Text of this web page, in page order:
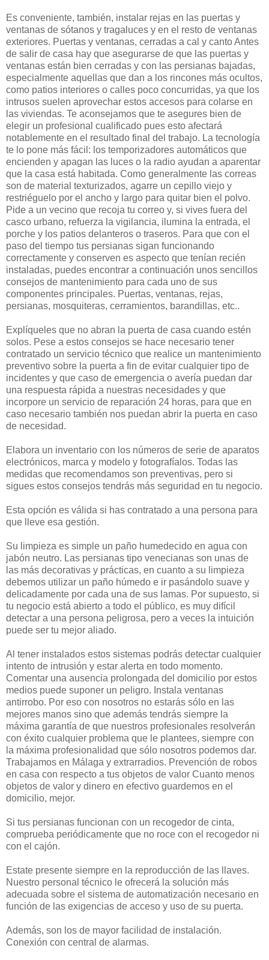
Es conveniente, también, instalar rejas en las puertas y
ventanas de sótanos y tragaluces y en el resto de ventanas
exteriores. Puertas y ventanas, cerradas a cal y canto Antes
de salir de casa hay que asegurarse de que las puertas y
ventanas están bien cerradas y con las persianas bajadas,
especialmente aquellas que dan a los rincones más ocultos,
como patios interiores o calles poco concurridas, ya que los
intrusos suelen aprovechar estos accesos para colarse en
las viviendas. Te aconsejamos que te asegures bien de
elegir un profesional cualificado pues esto afectará
notablemente en el resultado final del trabajo. La tecnología
te lo pone más fácil: los temporizadores automáticos que
encienden y apagan las luces o la radio ayudan a aparentar
que la casa está habitada. Como generalmente las correas
son de material texturizados, agarre un cepillo viejo y
restriéguelo por el ancho y largo para quitar bien el polvo.
Pide a un vecino que recoja tu correo y, si vives fuera del
casco urbano, refuerza la vigilancia, ilumina la entrada, el
porche y los patios delanteros o traseros. Para que con el
paso del tiempo tus persianas sigan funcionando
correctamente y conserven es aspecto que tenían recién
instaladas, puedes encontrar a continuación unos sencillos
consejos de mantenimiento para cada uno de sus
componentes principales. Puertas, ventanas, rejas,
persianas, mosquiteras, cerramientos, barandillas, etc..
Explíqueles que no abran la puerta de casa cuando estén
solos. Pese a estos consejos se hace necesario tener
contratado un servicio técnico que realice un mantenimiento
preventivo sobre la puerta a fin de evitar cualquier tipo de
incidentes y que caso de emergencia o avería puedan dar
una respuesta rápida a nuestras necesidades y que
incorpore un servicio de reparación 24 horas, para que en
caso necesario también nos puedan abrir la puerta en caso
de necesidad.
Elabora un inventario con los números de serie de aparatos
electrónicos, marca y modelo y fotografíalos. Todas las
medidas que recomendamos son preventivas, pero si
sigues estos consejos tendrás más seguridad en tu negocio.
Esta opción es válida si has contratado a una persona para
que lleve esa gestión.
Su limpieza es simple un paño humedecido en agua con
jabón neutro. Las persianas tipo venecianas son unas de
las más decorativas y prácticas, en cuanto a su limpieza
debemos utilizar un paño húmedo e ir pasándolo suave y
delicadamente por cada una de sus lamas. Por supuesto, si
tu negocio está abierto a todo el público, es muy difícil
detectar a una persona peligrosa, pero a veces la intuición
puede ser tu mejor aliado.
Al tener instalados estos sistemas podrás detectar cualquier
intento de intrusión y estar alerta en todo momento.
Comentar una ausencia prolongada del domicilio por estos
medios puede suponer un peligro. Instala ventanas
antirrobo. Por eso con nosotros no estarás sólo en las
mejores manos sino que además tendrás siempre la
máxima garantía de que nuestros profesionales resolverán
con éxito cualquier problema que le plantees, siempre con
la máxima profesionalidad que sólo nosotros podemos dar.
Trabajamos en Málaga y extrarradios. Prevención de robos
en casa con respecto a tus objetos de valor Cuanto menos
objetos de valor y dinero en efectivo guardemos en el
domicilio, mejor.
Si tus persianas funcionan con un recogedor de cinta,
comprueba periódicamente que no roce con el recogedor ni
con el cajón.
Estate presente siempre en la reproducción de las llaves.
Nuestro personal técnico le ofrecerá la solución más
adecuada sobre el sistema de automatización necesario en
función de las exigencias de acceso y uso de su puerta.
Además, son los de mayor facilidad de instalación.
Conexión con central de alarmas.